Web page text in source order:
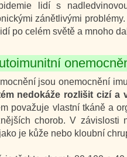
lidí s
zánětlivými problémy.
po celém světě a mnoho
jsou onemocnění
nedokáže rozlišit cizí a
považuje vlastní tkáně a
chorob. V závislosti
je kůže nebo kloubní